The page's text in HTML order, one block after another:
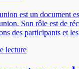
est un document
Son rôle est de
des participants et
lecture